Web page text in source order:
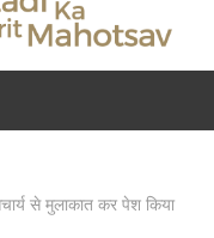
से मुलाकात कर पेश किया